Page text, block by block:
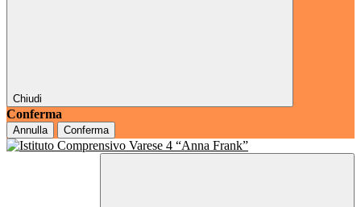
Chiudi
Conferma
Annulla Conferma